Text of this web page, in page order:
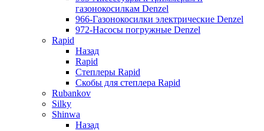
газонокосилкам Denzel
966-Газонокосилки электрические Denzel
972-Насосы погружные Denzel
Rapid
Назад
Rapid
Степлеры Rapid
Скобы для cтеплера Rapid
Rubankov
Silky
Shinwa
Назад